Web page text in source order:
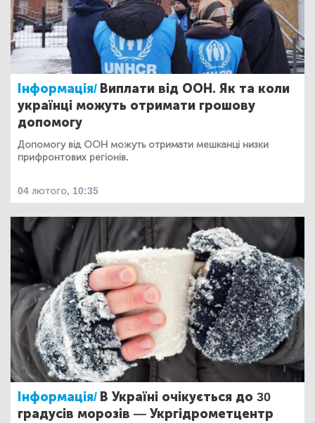
Інформація/ Виплати від ООН. Як та коли
українці можуть отримати грошову
допомогу
Допомогу від ООН можуть отримати мешканці низки
прифронтових регіонів.
04 лютого, 10:35
Інформація/ В Україні очікується до 30
градусів морозів — Укргідрометцентр